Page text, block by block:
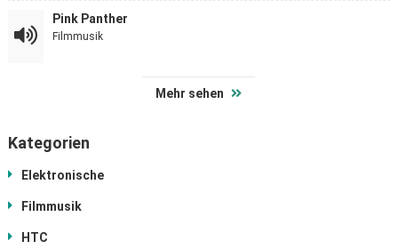
Pink Panther
Filmmusik
Mehr sehen
Kategorien
Elektronische
Filmmusik
HTC